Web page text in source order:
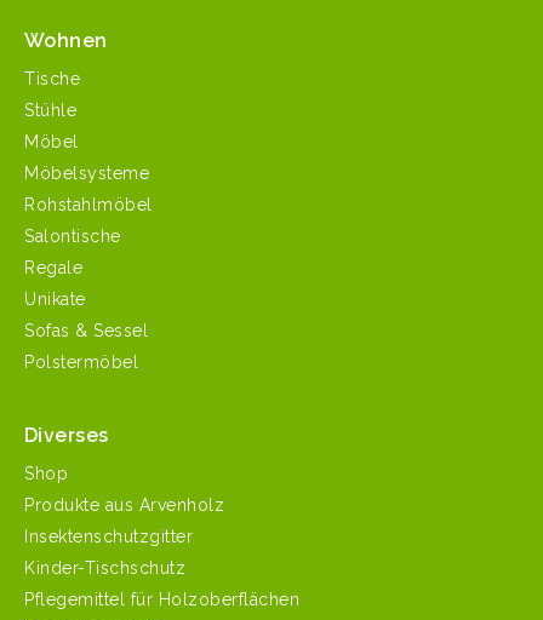
Wohnen
Tische
Stühle
Möbel
Möbelsysteme
Rohstahlmöbel
Salontische
Regale
Unikate
Sofas & Sessel
Polstermöbel
Diverses
Shop
Produkte aus Arvenholz
Insektenschutzgitter
Kinder-Tischschutz
Pflegemittel für Holzoberflächen